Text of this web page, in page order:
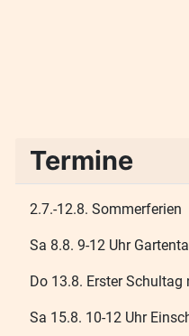
Termine
2.7.-12.8. Sommerferien
Sa 8.8. 9-12 Uhr
Do 13.8. Erster
Sa 15.8. 10-12 Uhr